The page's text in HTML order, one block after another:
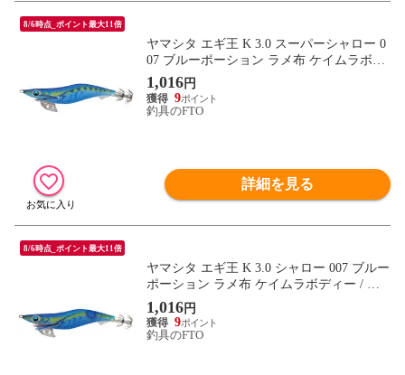
8/6時点_ポイント最大11倍
ヤマシタ エギ王 K 3.0 スーパーシャロー 0
07 ブルーポーション ラメ布 ケイムラボデ
ィー / エギ 2019年 新製品 エギング 定番 ア
オリイカ
1,016円
9
釣具のFTO
詳細を見る
8/6時点_ポイント最大11倍
ヤマシタ エギ王 K 3.0 シャロー 007 ブルー
ポーション ラメ布 ケイムラボディー / エ
ギ 2019年 新製品 エギング 定番 アオリイ
カ
1,016円
9
釣具のFTO